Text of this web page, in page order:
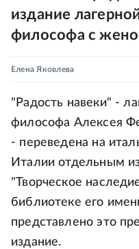
издание
философа с
Елена Яковлева
"Радость навеки" -
философа Алексея
- переведена на
Италии отдельным
"Творческое
библиотеке его
представлено это
издание.